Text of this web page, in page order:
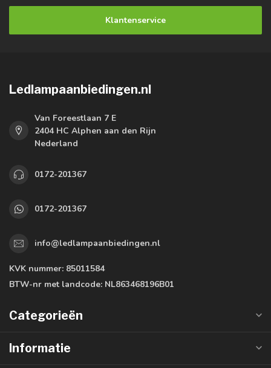
Klantenservice
Ledlampaanbiedingen.nl
Van Foreestlaan 7 E
2404 HC Alphen aan den Rijn
Nederland
0172-201367
0172-201367
info@ledlampaanbiedingen.nl
KVK nummer: 85011584
BTW-nr met landcode: NL863468196B01
Categorieën
Informatie